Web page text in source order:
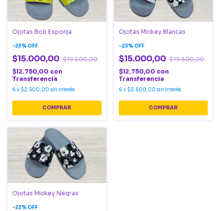
Ojotas Bob Esponja
-23% OFF
$15.000,00 $19.500,00
$12.750,00 con
Transferencia
6 x $2.500,00 sin interés
COMPRAR
Ojotas Mickey Blancas
-23% OFF
$15.000,00 $19.500,00
$12.750,00 con
Transferencia
6 x $2.500,00 sin interés
COMPRAR
Ojotas Mickey Negras
-23% OFF